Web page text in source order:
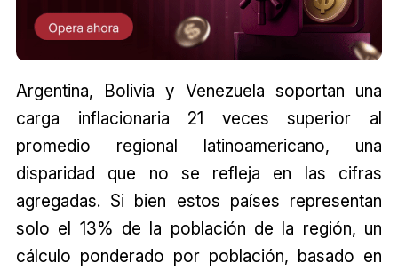
Argentina, Bolivia y Venezuela soportan una
carga inflacionaria 21 veces superior al
promedio regional latinoamericano, una
disparidad que no se refleja en las cifras
agregadas. Si bien estos países representan
solo el 13% de la población de la región, un
cálculo ponderado por población, basado en